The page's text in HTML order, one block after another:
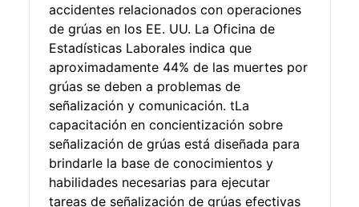
accidentes relacionados con operaciones
de grúas en los EE. UU. La Oficina de
Estadísticas Laborales indica que
aproximadamente 44% de las muertes por
grúas se deben a problemas de
señalización y comunicación. tLa
capacitación en concientización sobre
señalización de grúas está diseñada para
brindarle la base de conocimientos y
habilidades necesarias para ejecutar
tareas de señalización de grúas efectivas